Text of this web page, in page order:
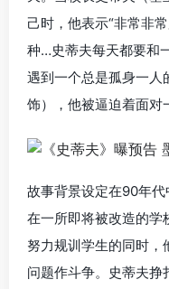
己时，他表示“非常非
种…史蒂夫每天都要和
遇到一个总是孤身一
饰）
，他被逼迫着面对
故事背景设定在90年
在一所即将被改造的学
努力规训学生的同时，
问题作斗争。史蒂夫挣